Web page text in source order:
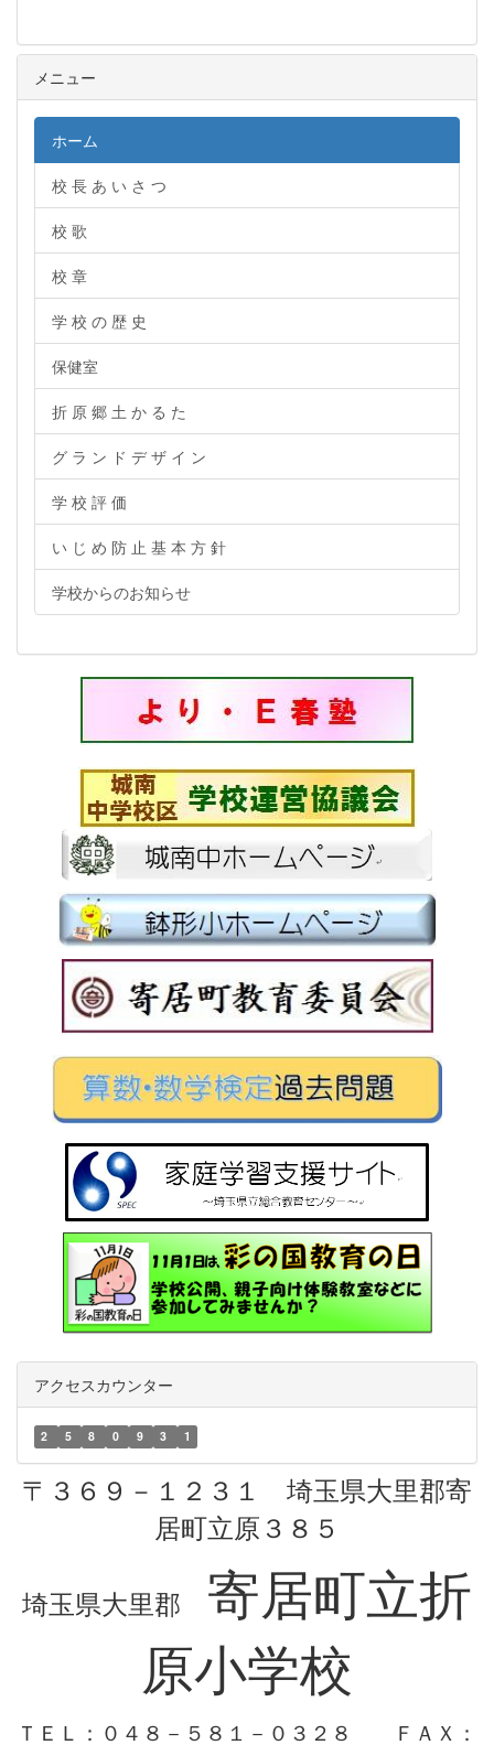
メニュー
ホーム
校 長 あ い さ つ
校 歌
校 章
学 校 の 歴 史
保健室
折 原 郷 土 か る た
グ ラ ン ド デ ザ イ ン
学 校 評 価
い じ め 防 止 基 本 方 針
学校からのお知らせ
アクセスカウンター
2 5 8 0 9 3 1
〒３６９－１２３１ 埼玉県大里郡寄
居町立原３８５
埼玉県大里郡
寄居町立折
原小学校
ＴＥＬ：０４８－５８１－０３２８ ＦＡＸ：